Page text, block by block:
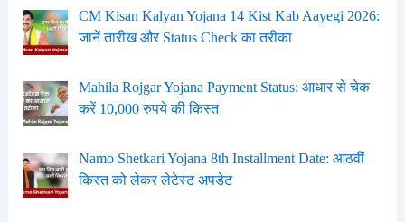
CM Kisan Kalyan Yojana 14 Kist Kab Aayegi 2026:
जानें तारीख और Status Check का तरीका
Mahila Rojgar Yojana Payment Status: आधार से चेक
करें 10,000 रुपये की किस्त
Namo Shetkari Yojana 8th Installment Date: आठवीं
किस्त को लेकर लेटेस्ट अपडेट